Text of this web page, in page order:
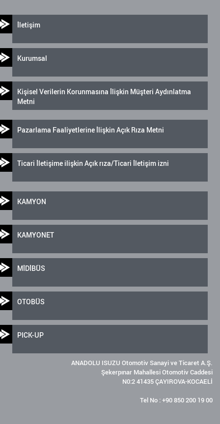
İletişim
Kurumsal
Kişisel Verilerin Korunmasına İlişkin Müşteri Aydınlatma
Metni
Pazarlama Faaliyetlerine İlişkin Açık Rıza Metni
Ticari İletişime ilişkin Açık rıza/Ticari İletişim izni
KAMYON
KAMYONET
MİDİBÜS
OTOBÜS
PICK-UP
ANADOLU ISUZU Otomotiv Sanayi ve Ticaret A.Ş.
Şekerpınar Mahallesi Otomotiv Caddesi
N0:2 41435 ÇAYIROVA-KOCAELİ
Tel No : +90 850 200 19 00